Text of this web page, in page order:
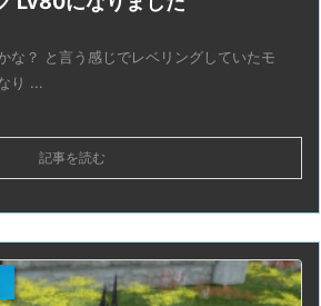
な？ と言う感じでレベリングしていたモ
り ...
記事を読む